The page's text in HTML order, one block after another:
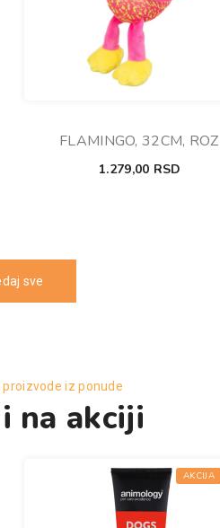
FLAMINGO, 32CM,
1.279,00 RSD
sve
iz ponude
na akciji
AKCIJA